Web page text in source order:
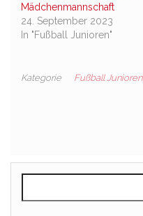
Mädchenmannschaft
24. September 2023
In "Fußball Junioren"
Kategorie Fußball Junioren